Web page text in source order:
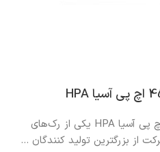
رک دیواری 9 یونیت عمق 45 اچ پی آسیا HPA یکی از رک‌های
از بزرگترین تولید کنندگان ...